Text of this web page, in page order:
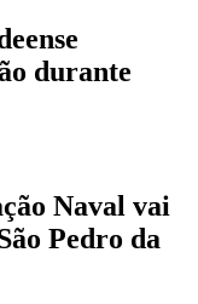
durante
Naval vai
Pedro da